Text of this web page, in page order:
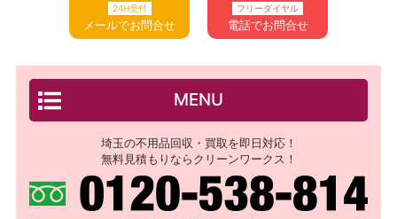
24H受付
メールでお問合せ
フリーダイヤル
電話でお問合せ
MENU
埼玉の不用品回収・買取を即日対応！
無料見積もりならクリーンワークス！